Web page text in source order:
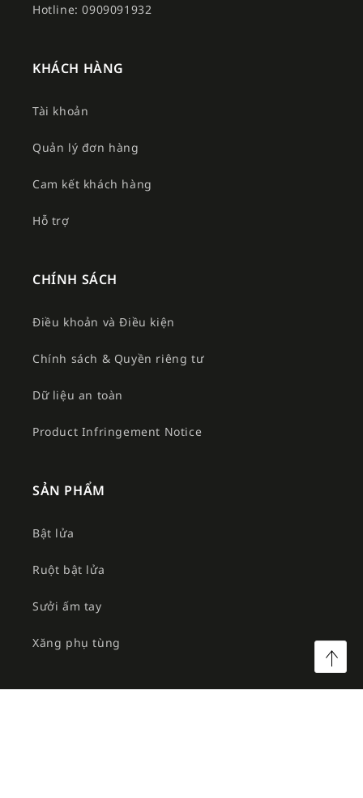
Hotline: 0909091932
KHÁCH HÀNG
Tài khoản
Quản lý đơn hàng
Cam kết khách hàng
Hỗ trợ
CHÍNH SÁCH
Điều khoản và Điều kiện
Chính sách & Quyền riêng tư
Dữ liệu an toàn
Product Infringement Notice
SẢN PHẨM
Bật lửa
Ruột bật lửa
Sưởi ấm tay
Xăng phụ tùng